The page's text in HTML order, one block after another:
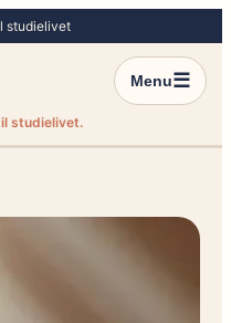
studielivet
Menu☰
studielivet.